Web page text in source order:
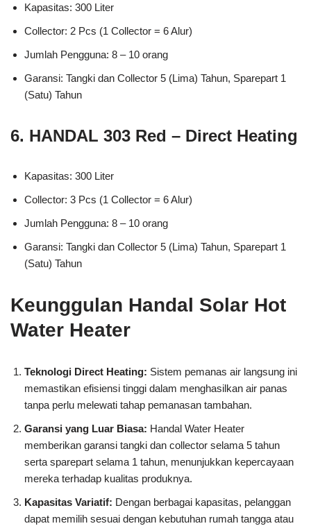
Kapasitas: 300 Liter
Collector: 2 Pcs (1 Collector = 6 Alur)
Jumlah Pengguna: 8 – 10 orang
Garansi: Tangki dan Collector 5 (Lima) Tahun, Sparepart 1
(Satu) Tahun
6. HANDAL 303 Red – Direct Heating
Kapasitas: 300 Liter
Collector: 3 Pcs (1 Collector = 6 Alur)
Jumlah Pengguna: 8 – 10 orang
Garansi: Tangki dan Collector 5 (Lima) Tahun, Sparepart 1
(Satu) Tahun
Keunggulan Handal Solar Hot
Water Heater
Teknologi Direct Heating: Sistem pemanas air langsung ini
memastikan efisiensi tinggi dalam menghasilkan air panas
tanpa perlu melewati tahap pemanasan tambahan.
Garansi yang Luar Biasa: Handal Water Heater
memberikan garansi tangki dan collector selama 5 tahun
serta sparepart selama 1 tahun, menunjukkan kepercayaan
mereka terhadap kualitas produknya.
Kapasitas Variatif: Dengan berbagai kapasitas, pelanggan
dapat memilih sesuai dengan kebutuhan rumah tangga atau